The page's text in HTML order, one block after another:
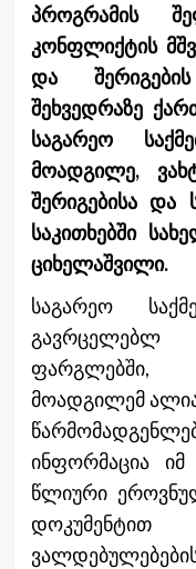
პროგრამის
კონფლიქტის
და
შეხვედრაზე
საგარეო
მოადგილე,
შერიგებისა და
საკითხებში
ციხელაშვილი.
საგარეო
გავრცელებლ
ფარგლებში,
მოადგილემ
ინფორმაცია
წლიური